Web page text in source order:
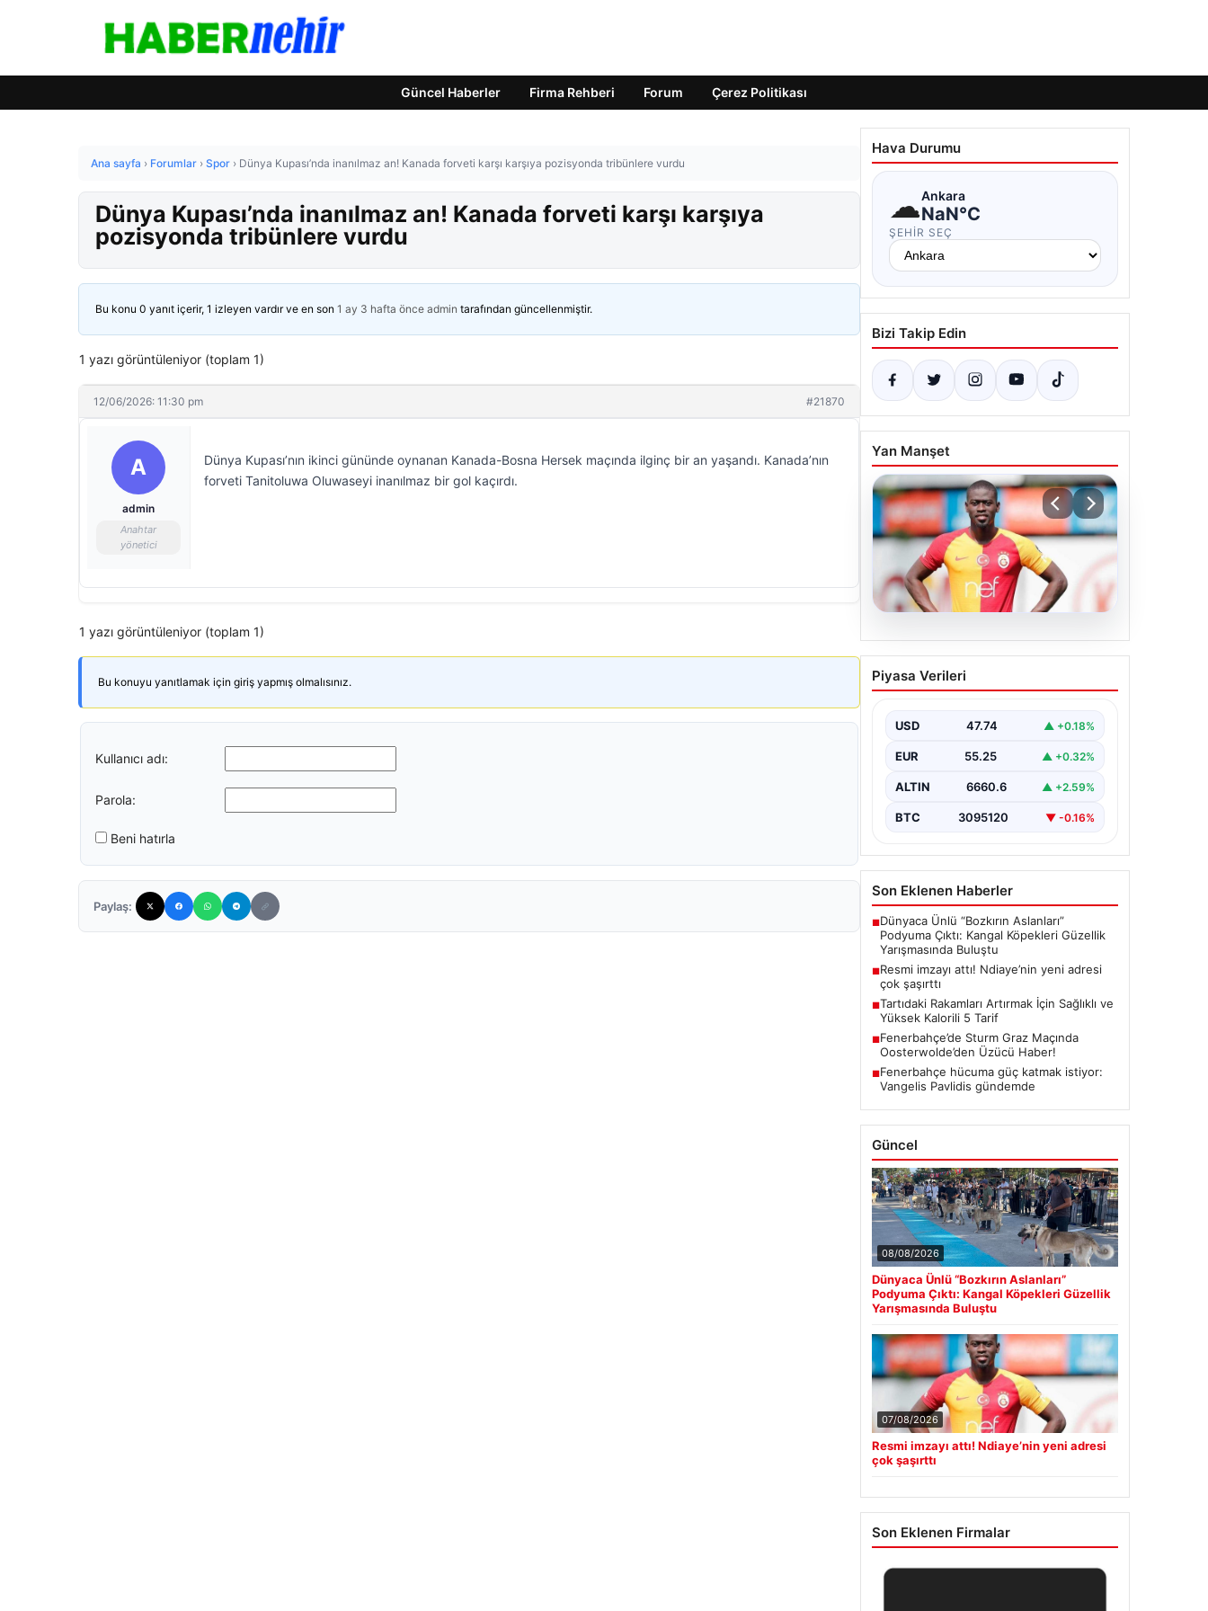
Güncel Haberler Firma Rehberi Forum Çerez Politikası
Ana sayfa › Forumlar › Spor › Dünya Kupası’nda inanılmaz an! Kanada forveti karşı karşıya pozisyonda tribünlere vurdu
Dünya Kupası’nda inanılmaz an! Kanada forveti karşı karşıya
pozisyonda tribünlere vurdu
Bu konu 0 yanıt içerir, 1 izleyen vardır ve en son 1 ay 3 hafta önce admin tarafından güncellenmiştir.
1 yazı görüntüleniyor (toplam 1)
12/06/2026: 11:30 pm #21870
A
admin
Anahtar
yönetici
Dünya Kupası’nın ikinci gününde oynanan Kanada-Bosna Hersek maçında ilginç bir an yaşandı. Kanada’nın
forveti Tanitoluwa Oluwaseyi inanılmaz bir gol kaçırdı.
1 yazı görüntüleniyor (toplam 1)
Bu konuyu yanıtlamak için giriş yapmış olmalısınız.
Kullanıcı adı:
Parola:
Beni hatırla
Paylaş:
Hava Durumu
☁Ankara
NaN°C
ŞEHIR SEÇ
Bizi Takip Edin
Yan Manşet
07.08.2026
Resmi imzayı attı!
Ndiaye’nin yeni adresi çok
Piyasa Verileri
USD 47.74 ▲ +0.18%
EUR 55.25 ▲ +0.32%
ALTIN 6660.6 ▲ +2.59%
BTC 3095120 ▼ -0.16%
Son Eklenen Haberler
■Dünyaca Ünlü “Bozkırın Aslanları”
Podyuma Çıktı: Kangal Köpekleri Güzellik
Yarışmasında Buluştu
■Resmi imzayı attı! Ndiaye’nin yeni adresi
çok şaşırttı
■Tartıdaki Rakamları Artırmak İçin Sağlıklı ve
Yüksek Kalorili 5 Tarif
■Fenerbahçe’de Sturm Graz Maçında
Oosterwolde’den Üzücü Haber!
■Fenerbahçe hücuma güç katmak istiyor:
Vangelis Pavlidis gündemde
Güncel
08/08/2026
Dünyaca Ünlü “Bozkırın Aslanları”
Podyuma Çıktı: Kangal Köpekleri Güzellik
Yarışmasında Buluştu
07/08/2026
Resmi imzayı attı! Ndiaye’nin yeni adresi
çok şaşırttı
Son Eklenen Firmalar